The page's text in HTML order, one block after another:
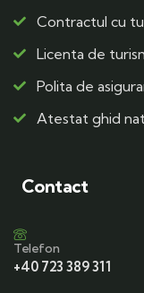
Contractul cu
Licenta de
Polita de
Atestat ghid
Contact
Telefon
+40 723 389 311